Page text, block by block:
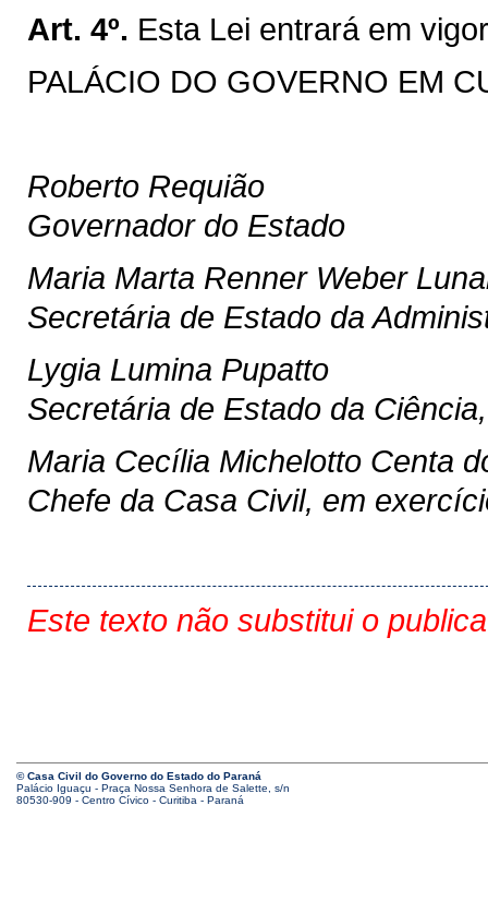
Art. 4º. Esta Lei entrará em
PALÁCIO DO GOVERNO EM
Roberto Requião
Governador do Estado
Maria Marta Renner Weber
Secretária de Estado da
Lygia Lumina Pupatto
Secretária de Estado da
Maria Cecília Michelotto Centa
Chefe da Casa Civil, em
Este texto não substitui o
© Casa Civil do Governo do Estado do Paraná
Palácio Iguaçu - Praça Nossa Senhora de Salette, s/n
80530-909 - Centro Cívico - Curitiba - Paraná